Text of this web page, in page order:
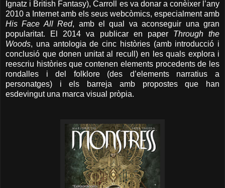
Ignatz i British Fantasy), Carroll es va donar a conèixer l’any
2010 a Internet amb els seus webcòmics, especialment amb
His Face All Red, amb el qual va aconseguir una gran
popularitat. El 2014 va publicar en paper Through the
Woods, una antologia de cinc històries (amb introducció i
conclusió que donen unitat al recull) en les quals explora i
reescriu històries que contenen elements procedents de les
rondalles i del folklore (des d’elements narratius a
personatges) i els barreja amb propostes que han
esdevingut una marca visual pròpia.